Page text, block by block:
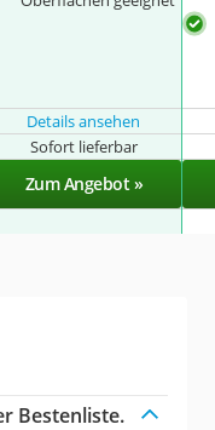
Details ansehen
Sofort lieferbar
Zum Angebot »
Bestenliste.